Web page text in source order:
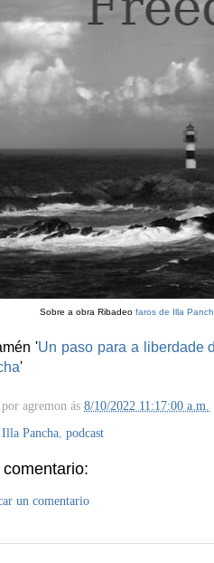
Sobre a obra Ribadeo faros de Illa
'Un paso para a liberdade
'
agremon ás 8/10/2022 11:17:00 a.m.
Illa Pancha podcast
un comentario